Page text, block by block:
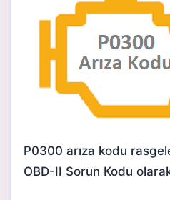
P0300 arıza kodu
OBD-II Sorun Kodu